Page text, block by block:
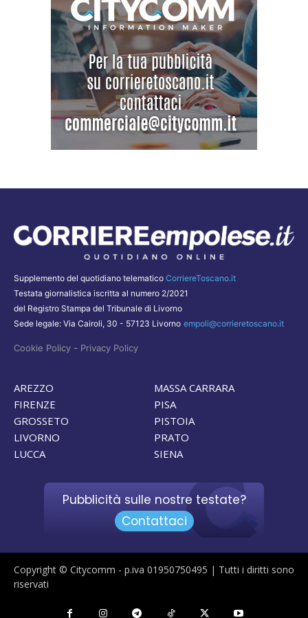
Supplemento del quotidiano telematico CorriereToscano.it
Testata giornalistica iscritta al numero 2/2021
del Registro Stampa del Tribunale di Livorno
Sede legale: Via Cairoli, 30 - 57123 Livorno empoli@corrieretoscano.it
Cookie Policy - Privacy Policy
AREZZO
FIRENZE
GROSSETO
LIVORNO
LUCCA
MASSA CARRARA
PISA
PISTOIA
PRATO
SIENA
Pubblicità sulle nostre testate?
Contattaci
Copyright © Citycomm - p.iva 01950750495 | Tutti i diritti sono
riservati